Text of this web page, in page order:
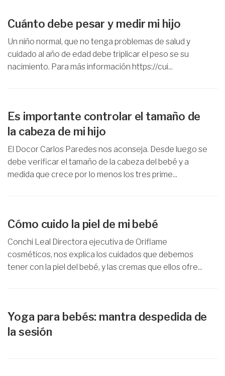
Cuánto debe pesar y medir mi hijo
Un niño normal, que no tenga problemas de salud y
cuidado al año de edad debe triplicar el peso se su
nacimiento. Para más información https://cui...
Es importante controlar el tamaño de
la cabeza de mi hijo
El Docor Carlos Paredes nos aconseja. Desde luego se
debe verificar el tamaño de la cabeza del bebé y a
medida que crece por lo menos los tres prime...
Cómo cuido la piel de mi bebé
Conchi Leal Directora ejecutiva de Oriflame
cosméticos, nos explica los cuidados que debemos
tener con la piel del bebé, y las cremas que ellos ofre...
Yoga para bebés: mantra despedida de
la sesión